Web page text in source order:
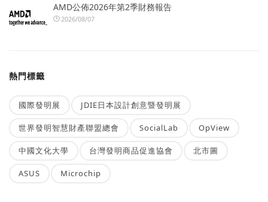
AMD公佈2026年第2季財務報告
2026/08/07
熱門標籤
國際發明展 JDIE日本設計創意暨發明展
世界發明智慧財產聯盟總會 SocialLab OpView
中國文化大學 台灣發明商品促進協會 北市圖
ASUS Microchip